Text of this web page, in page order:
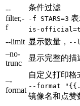
--
filter,-
f
条件过滤
-f STARS=3
is-
--limit 显示数量， --
–no-
trunc
显示完整的描
–-
format
自定义打印格
--format
镜像名和点赞